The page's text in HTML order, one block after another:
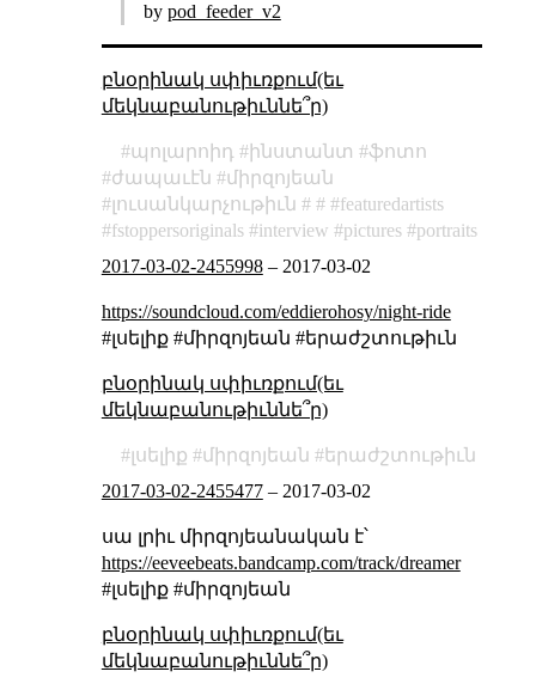
by pod_feeder_v2
բնօրինակ սփիւռքում(եւ
մեկնաբանութիւննե՞ր)
պոլարոիդ ինստանտ
ֆոտո
ժապաւէն
միրզոյեան
լուսանկարչութիւն
featuredartists
fstoppersoriginals
interview pictures
portraits
2017-03-02-2455998– 2017-03-02
https://soundcloud.com/eddierohosy/night-ride
#լսելիք #միրզոյեան #երաժշտութիւն
բնօրինակ սփիւռքում(եւ
մեկնաբանութիւննե՞ր)
լսելիք միրզոյեան
երաժշտութիւն
2017-03-02-2455477– 2017-03-02
սա լրիւ միրզոյեանական է՝
https://eeveebeats.bandcamp.com/track/dreamer
#լսելիք #միրզոյեան
բնօրինակ սփիւռքում(եւ
մեկնաբանութիւննե՞ր)